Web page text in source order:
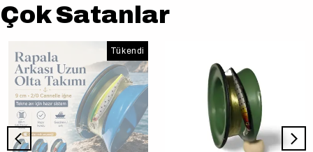
Çok Satanlar
Tükendi